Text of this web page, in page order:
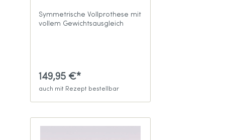
Symmetrische Vollprothese mit
vollem Gewichtsausgleich
149,95 €*
auch mit Rezept bestellbar